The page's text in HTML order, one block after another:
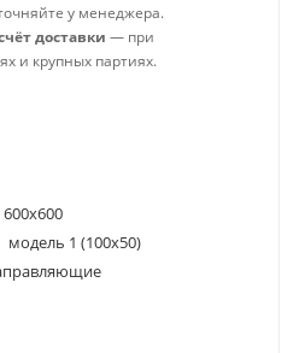
у менеджера.
доставки — при
и крупных партиях.
600x600
модель 1 (100х50)